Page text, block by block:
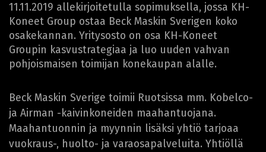
11.11.2019 allekirjoitetulla sopimuksella, jossa KH-
Koneet Group ostaa Beck Maskin Sverigen koko
osakekannan. Yritysosto on osa KH-Koneet
Groupin kasvustrategiaa ja luo uuden vahvan
pohjoismaisen toimijan konekaupan alalle.
Beck Maskin Sverige toimii Ruotsissa mm. Kobelco-
ja Airman -kaivinkoneiden maahantuojana.
Maahantuonnin ja myynnin lisäksi yhtiö tarjoaa
vuokraus-, huolto- ja varaosapalveluita. Yhtiöllä